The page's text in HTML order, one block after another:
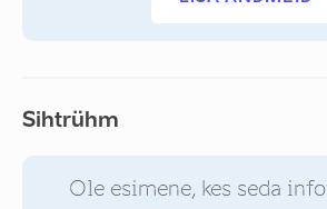
Sihtrühm
Ole esimene, kes seda